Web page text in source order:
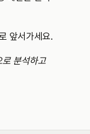
앞서가세요.
분석하고